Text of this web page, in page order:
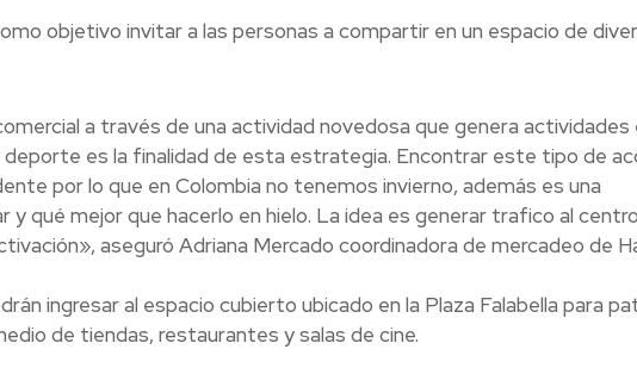
objetivo invitar a las personas a compartir en un espacio de
a través de una actividad novedosa que genera actividades
deporte es la finalidad de esta estrategia. Encontrar este tipo de
por lo que en Colombia no tenemos invierno, además es una
y qué mejor que hacerlo en hielo. La idea es generar trafico al
aseguró Adriana Mercado coordinadora de mercadeo de
ingresar al espacio cubierto ubicado en la Plaza Falabella para
de tiendas, restaurantes y salas de cine.